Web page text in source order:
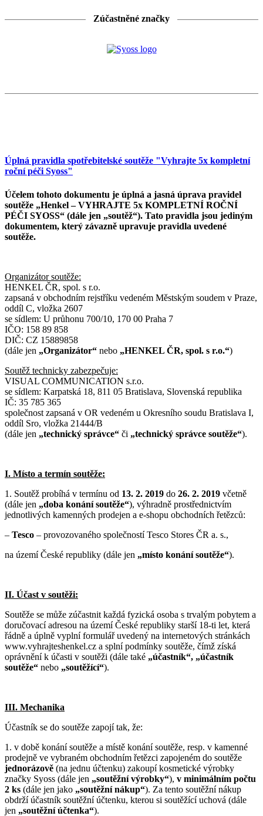
Zúčastněné značky
Úplná pravidla spotřebitelské soutěže "Vyhrajte 5x kompletní
roční péči Syoss"
Účelem tohoto dokumentu je úplná a jasná úprava pravidel
soutěže „Henkel – VYHRAJTE 5x KOMPLETNÍ ROČNÍ
PÉČI SYOSS“ (dále jen „soutěž“). Tato pravidla jsou jediným
dokumentem, který závazně upravuje pravidla uvedené
soutěže.
Organizátor soutěže:
HENKEL ČR, spol. s r.o.
zapsaná v obchodním rejstříku vedeném Městským soudem v Praze,
oddíl C, vložka 2607
se sídlem: U průhonu 700/10, 170 00 Praha 7
IČO: 158 89 858
DIČ: CZ 15889858
(dále jen „Organizátor“ nebo „HENKEL ČR, spol. s r.o.“)
Soutěž technicky zabezpečuje:
VISUAL COMMUNICATION s.r.o.
se sídlem: Karpatská 18, 811 05 Bratislava, Slovenská republika
IČ: 35 785 365
společnost zapsaná v OR vedeném u Okresního soudu Bratislava I,
oddíl Sro, vložka 21444/B
(dále jen „technický správce“ či „technický správce soutěže“).
I. Místo a termín soutěže:
1. Soutěž probíhá v termínu od 13. 2. 2019 do 26. 2. 2019 včetně
(dále jen „doba konání soutěže“), výhradně prostřednictvím
jednotlivých kamenných prodejen a e-shopu obchodních řetězců:
– Tesco – provozovaného společností Tesco Stores ČR a. s.,
na území České republiky (dále jen „místo konání soutěže“).
II. Účast v soutěži:
Soutěže se může zúčastnit každá fyzická osoba s trvalým pobytem a
doručovací adresou na území České republiky starší 18-ti let, která
řádně a úplně vyplní formulář uvedený na internetových stránkách
www.vyhrajteshenkel.cz a splní podmínky soutěže, čímž získá
oprávnění k účasti v soutěži (dále také „účastník“, „účastník
soutěže“ nebo „soutěžící“).
III. Mechanika
Účastník se do soutěže zapojí tak, že:
1. v době konání soutěže a místě konání soutěže, resp. v kamenné
prodejně ve vybraném obchodním řetězci zapojeném do soutěže
jednorázově (na jednu účtenku) zakoupí kosmetické výrobky
značky Syoss (dále jen „soutěžní výrobky“), v minimálním počtu
2 ks (dále jen jako „soutěžní nákup“). Za tento soutěžní nákup
obdrží účastník soutěžní účtenku, kterou si soutěžící uchová (dále
jen „soutěžní účtenka“).